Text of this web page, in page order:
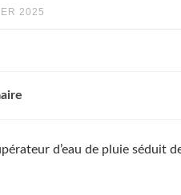
2025
d’eau de pluie